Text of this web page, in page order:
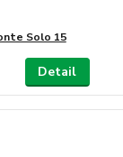
Solo 15
Detail